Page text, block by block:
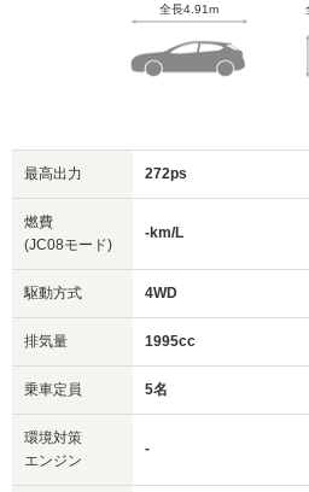
全長4.91m
最高出力 272ps
燃費
(JC08モード)
-km/L
駆動方式 4WD
排気量 1995cc
乗車定員 5名
環境対策
エンジン
-